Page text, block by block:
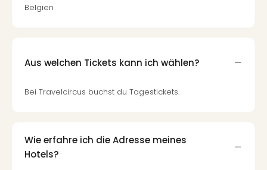
Belgien
Aus welchen Tickets kann ich wählen?
Bei Travelcircus buchst du Tagestickets.
Wie erfahre ich die Adresse meines
Hotels?